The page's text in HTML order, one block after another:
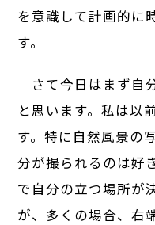
を意識して計画的に
す。
さて今日はまず自
と思います。私は以
す。特に自然風景の
分が撮られるのは好
で自分の立つ場所が
が、多くの場合、右